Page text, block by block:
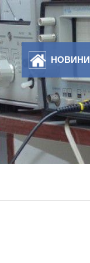
НОВИНИ